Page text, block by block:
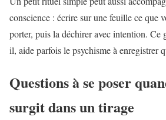
conscience : écrire sur une feuille ce que
porter, puis la déchirer avec intention. Ce
il, aide parfois le psychisme à enregistrer
Questions à se poser
surgit dans un tirage